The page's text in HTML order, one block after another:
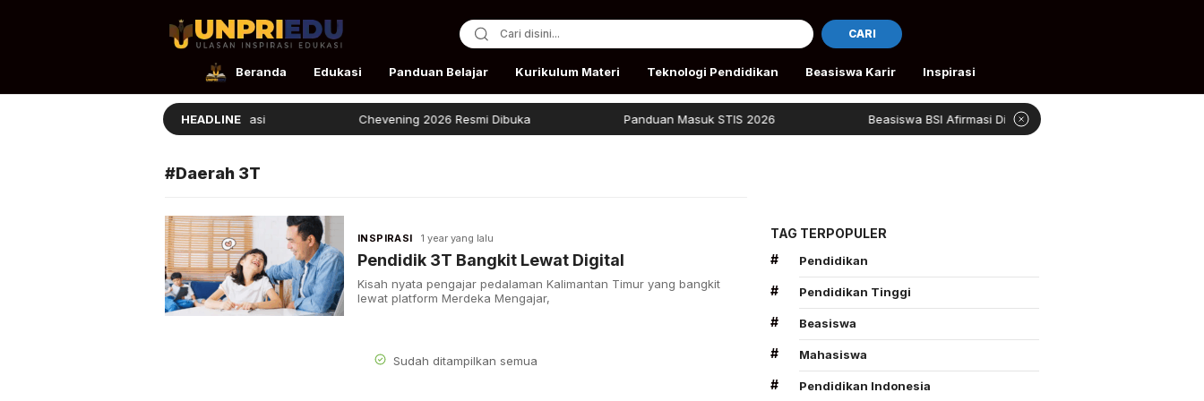
UnpriEdu
Ulasan Inspirasi Edukasi
CARI
Beranda Edukasi Panduan Belajar Kurikulum Materi Teknologi Pendidikan Beasiswa Karir Inspirasi
HEADLINE
Ellita Lulus dengan Prestasi Chevening 2026 Resmi Dibuka Panduan Masuk STIS 2026 Beasiswa BSI Afirmasi Dibuka
#Daerah 3T
INSPIRASI 1 year yang lalu
Pendidik 3T Bangkit Lewat Digital
Kisah nyata pengajar pedalaman Kalimantan Timur yang bangkit
lewat platform Merdeka Mengajar,
Sudah ditampilkan semua
TAG TERPOPULER
#
Pendidikan
# Pendidikan Tinggi
# Beasiswa
# Mahasiswa
# Pendidikan Indonesia